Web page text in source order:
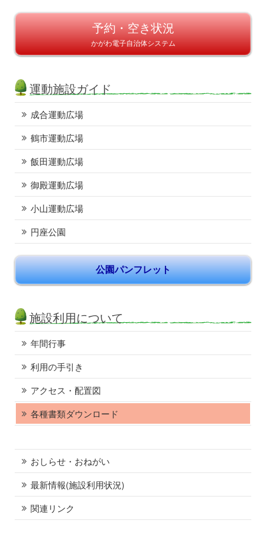
予約・空き状況
かがわ電子自治体システム
運動施設ガイド
成合運動広場
鶴市運動広場
飯田運動広場
御殿運動広場
小山運動広場
円座公園
公園パンフレット
施設利用について
年間行事
利用の手引き
アクセス・配置図
各種書類ダウンロード
おしらせ・おねがい
最新情報(施設利用状況)
関連リンク